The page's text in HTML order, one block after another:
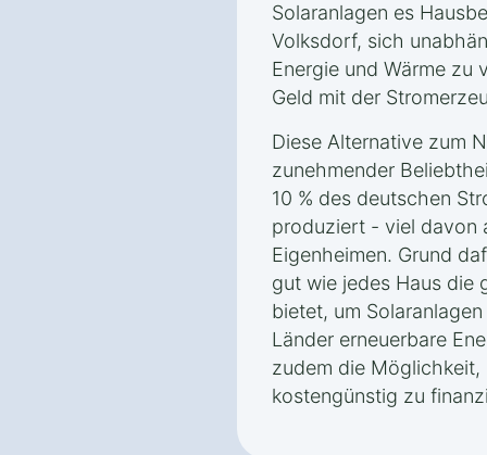
Solaranlagen es
Volksdorf, sich
Energie und Wärme zu
Geld mit der
Diese Alternative zum
zunehmender
10 % des deutschen
produziert - viel davon
Eigenheimen. Grund
gut wie jedes Haus die
bietet, um
Länder erneuerbare
zudem die Möglichkeit,
kostengünstig zu